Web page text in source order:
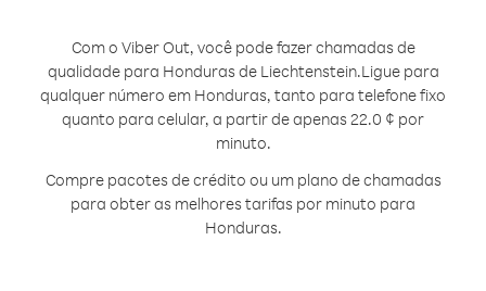
Com o Viber Out, você pode fazer chamadas de
qualidade para Honduras de Liechtenstein.Ligue para
qualquer número em Honduras, tanto para telefone fixo
quanto para celular, a partir de apenas 22.0 ¢ por
minuto.
Compre pacotes de crédito ou um plano de chamadas
para obter as melhores tarifas por minuto para
Honduras.